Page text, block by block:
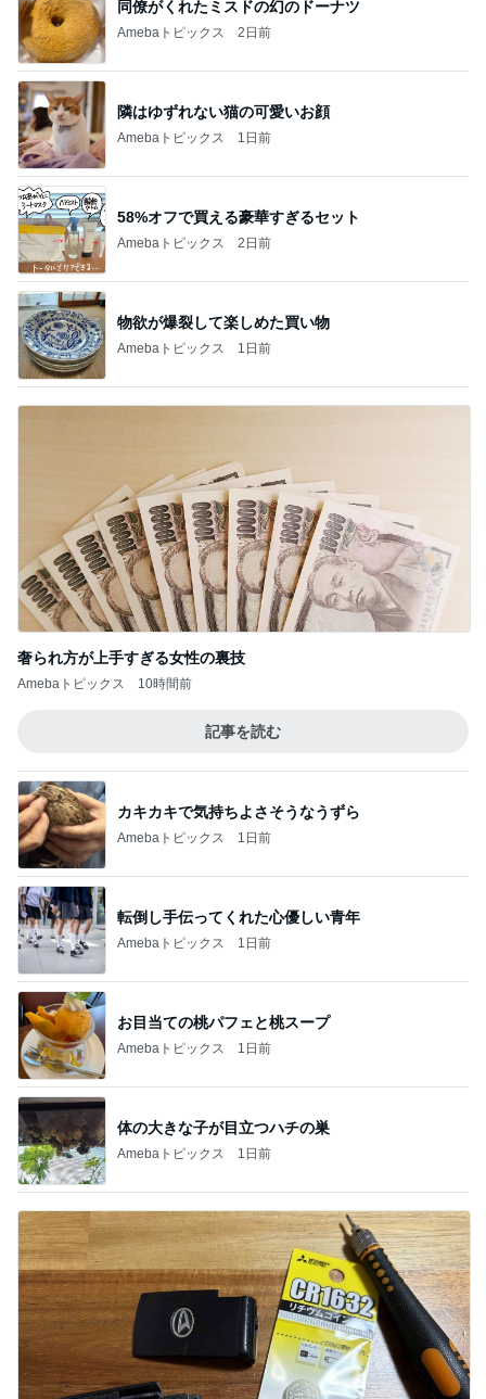
同僚がくれたミスドの幻のドーナツ
Amebaトピックス 2日前
隣はゆずれない猫の可愛いお顔
Amebaトピックス 1日前
58%オフで買える豪華すぎるセット
Amebaトピックス 2日前
物欲が爆裂して楽しめた買い物
Amebaトピックス 1日前
奢られ方が上手すぎる女性の裏技
Amebaトピックス 10時間前
記事を読む
カキカキで気持ちよさそうなうずら
Amebaトピックス 1日前
転倒し手伝ってくれた心優しい青年
Amebaトピックス 1日前
お目当ての桃パフェと桃スープ
Amebaトピックス 1日前
体の大きな子が目立つハチの巣
Amebaトピックス 1日前